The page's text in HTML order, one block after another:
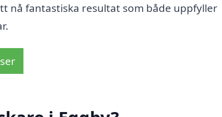
nå fantastiska resultat som både uppfyller